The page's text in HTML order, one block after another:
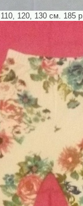
120, 130 см. 185 р.